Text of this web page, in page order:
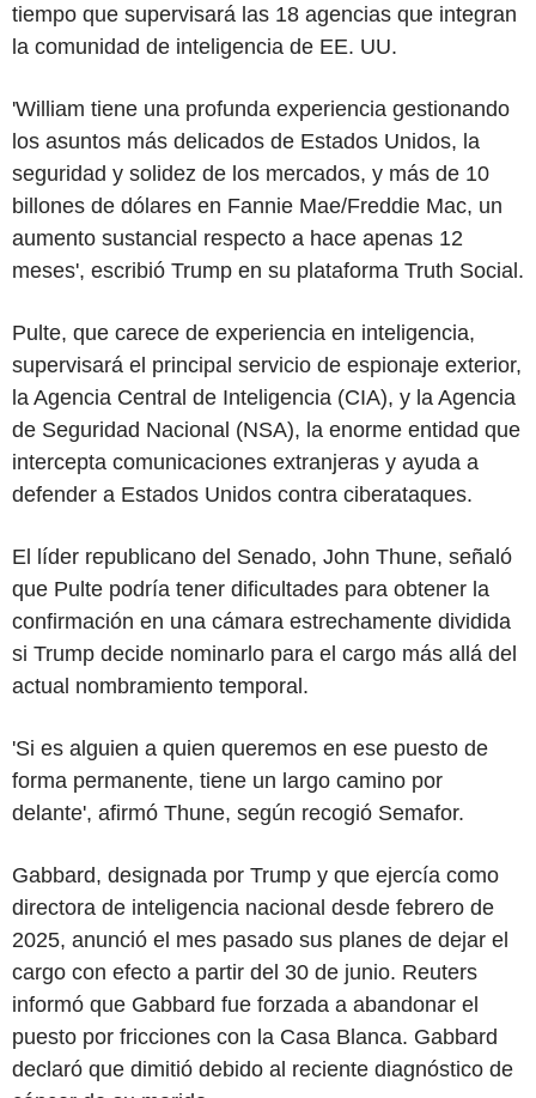
tiempo que supervisará las 18 agencias que integran
la comunidad de inteligencia de EE. UU.
'William tiene una profunda experiencia gestionando
los asuntos más delicados de Estados Unidos, la
seguridad y solidez de los mercados, y más de 10
billones de dólares en Fannie Mae/Freddie Mac, un
aumento sustancial respecto a hace apenas 12
meses', escribió Trump en su plataforma Truth Social.
Pulte, que carece de experiencia en inteligencia,
supervisará el principal servicio de espionaje exterior,
la Agencia Central de Inteligencia (CIA), y la Agencia
de Seguridad Nacional (NSA), la enorme entidad que
intercepta comunicaciones extranjeras y ayuda a
defender a Estados Unidos contra ciberataques.
El líder republicano del Senado, John Thune, señaló
que Pulte podría tener dificultades para obtener la
confirmación en una cámara estrechamente dividida
si Trump decide nominarlo para el cargo más allá del
actual nombramiento temporal.
'Si es alguien a quien queremos en ese puesto de
forma permanente, tiene un largo camino por
delante', afirmó Thune, según recogió Semafor.
Gabbard, designada por Trump y que ejercía como
directora de inteligencia nacional desde febrero de
2025, anunció el mes pasado sus planes de dejar el
cargo con efecto a partir del 30 de junio. Reuters
informó que Gabbard fue forzada a abandonar el
puesto por fricciones con la Casa Blanca. Gabbard
declaró que dimitió debido al reciente diagnóstico de